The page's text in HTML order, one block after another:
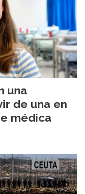
una
de una en
médica